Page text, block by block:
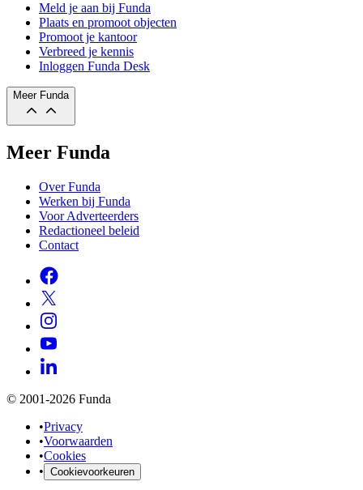
Meld je aan bij Funda
Plaats en promoot objecten
Promoot je kantoor
Verbreed je kennis
Inloggen Funda Desk
Meer Funda
Meer Funda
Over Funda
Werken bij Funda
Voor Adverteerders
Redactioneel beleid
Contact
© 2001-2026 Funda
•Privacy
•Voorwaarden
•Cookies
• Cookievoorkeuren